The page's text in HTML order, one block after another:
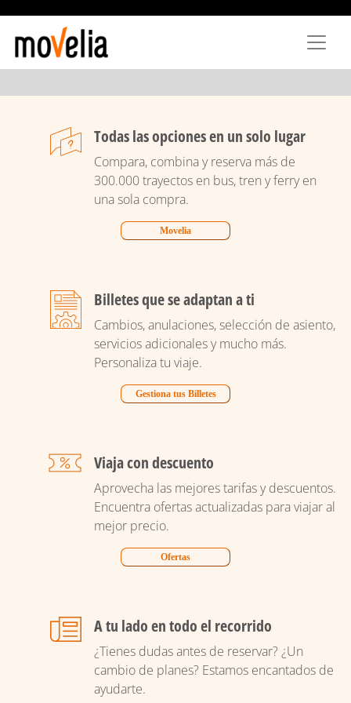
principal
Todas las opciones en un solo lugar
Compara, combina y reserva más de
300.000 trayectos en bus, tren y ferry en
una sola compra.
Movelia
Billetes que se adaptan a ti
Cambios, anulaciones, selección de asiento,
servicios adicionales y mucho más.
Personaliza tu viaje.
Gestiona tus Billetes
Viaja con descuento
Aprovecha las mejores tarifas y descuentos.
Encuentra ofertas actualizadas para viajar al
mejor precio.
Ofertas
A tu lado en todo el recorrido
¿Tienes dudas antes de reservar? ¿Un
cambio de planes? Estamos encantados de
ayudarte.